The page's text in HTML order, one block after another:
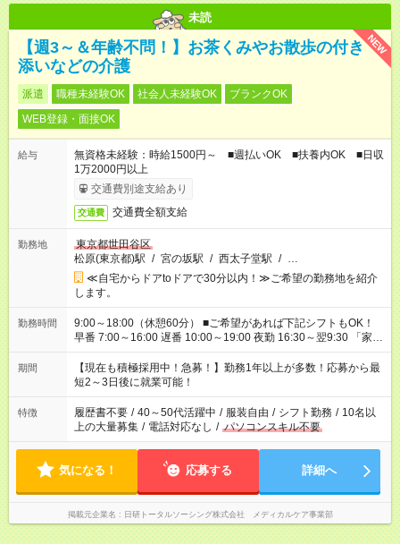
未読
NEW
【週3～＆年齢不問！】お茶くみやお散歩の付き
添いなどの介護
派遣 職種未経験OK 社会人未経験OK
ブランクOK
WEB登録・面接OK
給与
無資格未経験：時給1500円～ ■週払いOK ■扶養内OK ■日収
1万2000円以上
交通費別途支給あり
交通費 交通費全額支給
勤務地
東京都世田谷区
松原(東京都)駅 / 宮の坂駅 / 西太子堂駅 / …
≪自宅からドアtoドアで30分以内！≫ご希望の勤務地を紹介
します。
勤務時間
9:00～18:00（休憩60分） ■ご希望があれば下記シフトもOK！
早番 7:00～16:00 遅番 10:00～19:00 夜勤 16:30～翌9:30 「家族
と休みを合わせたい」 「余裕を持って夕飯の準備がしたい」
「できれば残業はしたくない」 など、ご希望を教えてください
ね。 ※Wワーク希望の方へ 今ご覧のお仕事で希望する勤務時間
と、もう1つのお仕事の勤務時間。 合計で週40時間を超える場
合は応募できません。
期間
【現在も積極採用中！急募！】勤務1年以上が多数！応募から最
短2～3日後に就業可能！
特徴 履歴書不要 / 40～50代活躍中 / 服装自由 / シフト勤務 / 10名以
上の大量募集 / 電話対応なし / パソコンスキル不要
気になる！ 応募する 詳細へ
掲載元企業名 日研トータルソーシング株式会社 メディカルケア事業部